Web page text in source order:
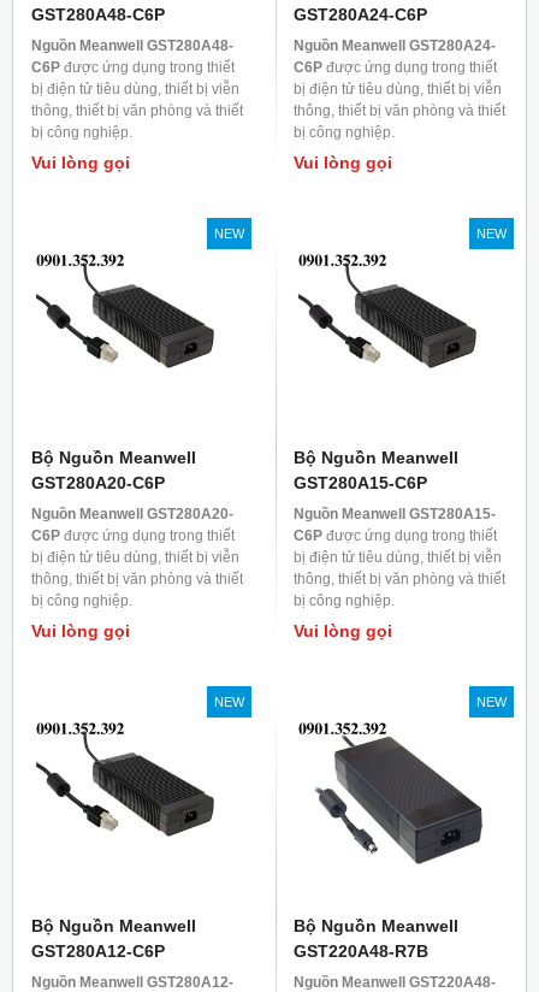
GST280A48-C6P
Nguồn Meanwell GST280A48-
C6P được ứng dụng trong thiết
bị điện tử tiêu dùng, thiết bị viễn
thông, thiết bị văn phòng và thiết
bị công nghiệp.
Vui lòng gọi
GST280A24-C6P
Nguồn Meanwell GST280A24-
C6P được ứng dụng trong thiết
bị điện tử tiêu dùng, thiết bị viễn
thông, thiết bị văn phòng và thiết
bị công nghiệp.
Vui lòng gọi
NEW
Bộ Nguồn Meanwell
GST280A20-C6P
Nguồn Meanwell GST280A20-
C6P được ứng dụng trong thiết
bị điện tử tiêu dùng, thiết bị viễn
thông, thiết bị văn phòng và thiết
bị công nghiệp.
Vui lòng gọi
NEW
Bộ Nguồn Meanwell
GST280A15-C6P
Nguồn Meanwell GST280A15-
C6P được ứng dụng trong thiết
bị điện tử tiêu dùng, thiết bị viễn
thông, thiết bị văn phòng và thiết
bị công nghiệp.
Vui lòng gọi
NEW
Bộ Nguồn Meanwell
GST280A12-C6P
Nguồn Meanwell GST280A12-
NEW
Bộ Nguồn Meanwell
GST220A48-R7B
Nguồn Meanwell GST220A48-